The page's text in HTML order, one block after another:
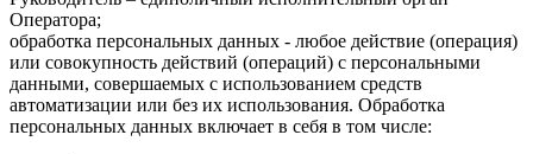
Оператора;
обработка персональных данных - любое действие (операция)
или совокупность действий (операций) с персональными
данными, совершаемых с использованием средств
автоматизации или без их использования. Обработка
персональных данных включает в себя в том числе: